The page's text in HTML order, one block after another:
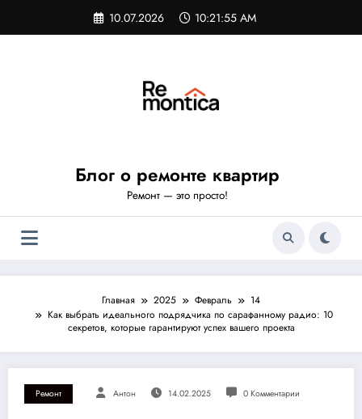
содержимому
10.07.2026 10:21:56 AM
Блог о ремонте квартир
Ремонт — это просто!
Главная 2025 Февраль
14
Как выбрать идеального подрядчика по сарафанному радио: 10
секретов, которые гарантируют успех вашего проекта
Ремонт Антон 14.02.2025 0 Комментарии